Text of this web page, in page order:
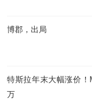
博郡，出局
特斯拉年末大幅涨价
万